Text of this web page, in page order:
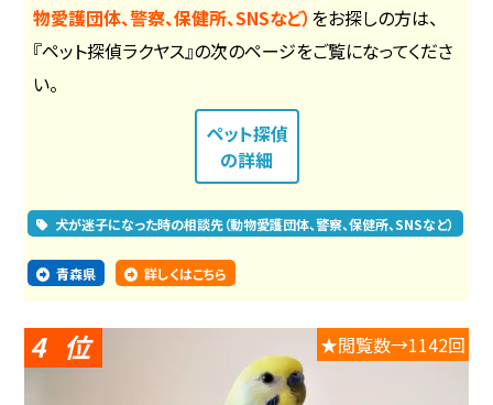
物愛護団体、警察、保健所、SNSなど） をお探しの方は、
『ペット探偵ラクヤス』の次のページをご覧になってくださ
い。
ペット探偵
の詳細
犬が迷子になった時の相談先（動物愛護団体、警察、保健所、SNSなど）
青森県 詳しくはこちら
4 ★閲覧数→1142回